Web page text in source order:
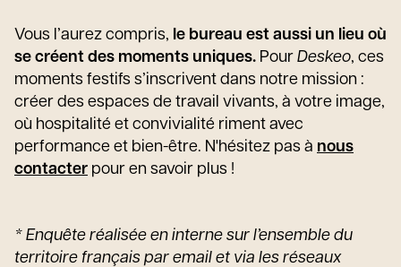
Vous l’aurez compris, le bureau est aussi un lieu où
se créent des moments uniques. Pour Deskeo, ces
moments festifs s’inscrivent dans notre mission :
créer des espaces de travail vivants, à votre image,
où hospitalité et convivialité riment avec
performance et bien-être. N'hésitez pas à nous
contacter pour en savoir plus !
* Enquête réalisée en interne sur l’ensemble du
territoire français par email et via les réseaux